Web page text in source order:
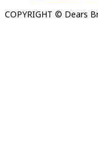
COPYRIGHT © Dears